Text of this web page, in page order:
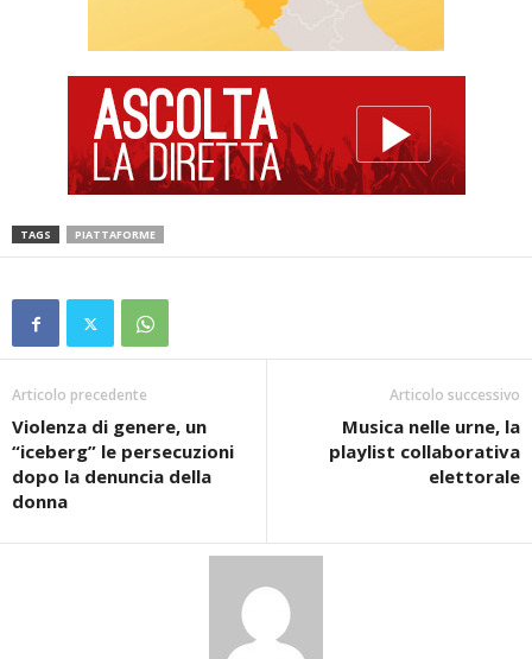
TAGS PIATTAFORME
Articolo precedente
Violenza di genere, un
“iceberg” le persecuzioni
dopo la denuncia della
donna
Articolo successivo
Musica nelle urne, la
playlist collaborativa
elettorale